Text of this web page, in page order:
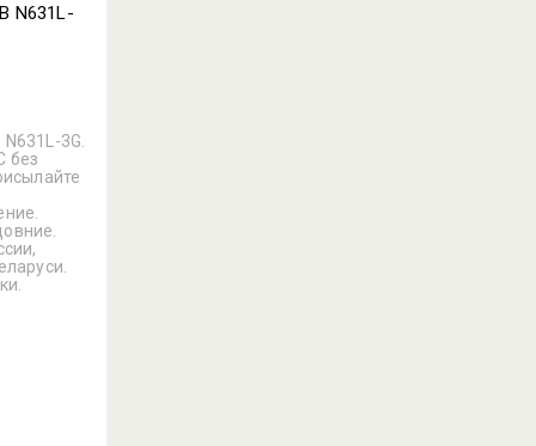
N631L-
3G.
без